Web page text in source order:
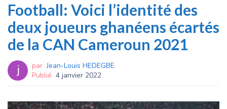
Football: Voici l’identité des
deux joueurs ghanéens écartés
de la CAN Cameroun 2021
par Jean-Louis HEDEGBE
Publié 4 janvier 2022